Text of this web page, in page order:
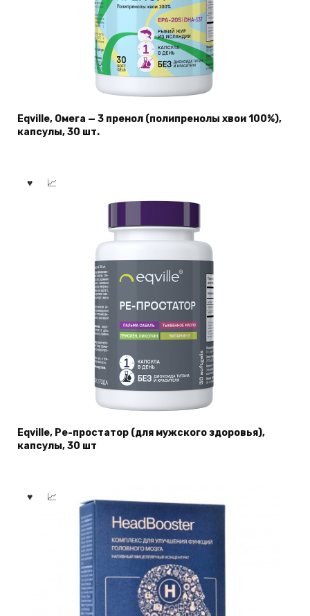
Eqville, Омега — 3 пренол (полипренолы хвои 100%),
капсулы, 30 шт.
Eqville, Ре-простатор (для мужского здоровья),
капсулы, 30 шт